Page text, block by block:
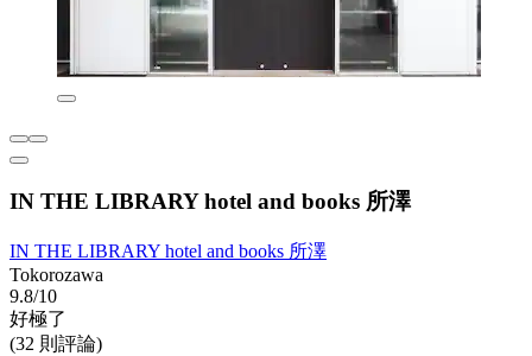
IN THE LIBRARY hotel and books 所澤
IN THE LIBRARY hotel and books 所澤
Tokorozawa
9.8/10
好極了
(32 則評論)